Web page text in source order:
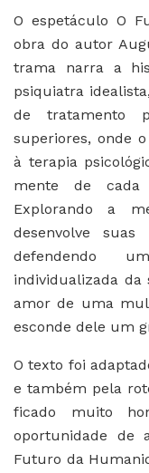
O espetáculo O
obra do autor
trama narra a
psiquiatra
de tratamento
superiores, onde
à terapia
mente de
Explorando a
desenvolve
defendendo
individualizada
amor de uma
esconde dele um
O texto foi
e também pela
ficado muito
oportunidade de
Futuro da